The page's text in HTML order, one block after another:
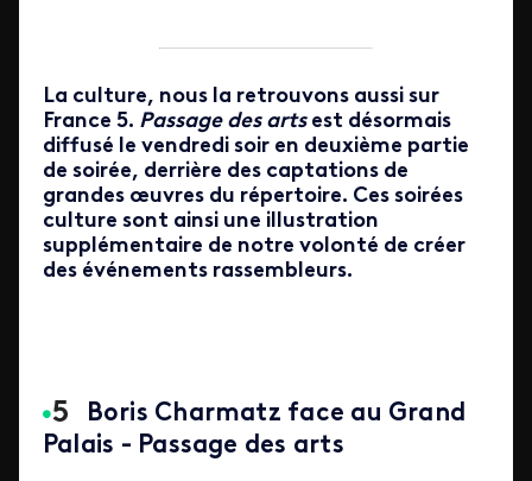
La culture, nous la retrouvons aussi sur
France 5. Passage des artsest désormais
diffusé le vendredi soir en deuxième partie
de soirée, derrière des captations de
grandes œuvres du répertoire. Ces soirées
culture sont ainsi une illustration
supplémentaire de notre volonté de créer
des événements rassembleurs.
Boris Charmatz face au Grand
Palais - Passage des arts